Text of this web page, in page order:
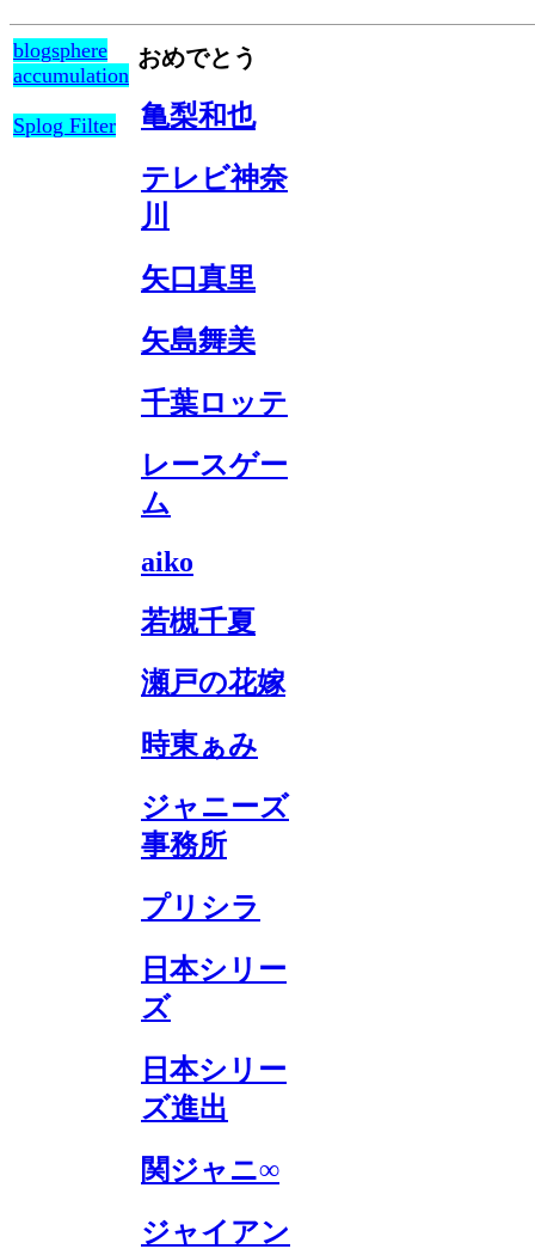
blogsphere
accumulation
Splog Filter
おめでとう
亀梨和也
テレビ神奈
川
矢口真里
矢島舞美
千葉ロッテ
レースゲー
ム
aiko
若槻千夏
瀬戸の花嫁
時東ぁみ
ジャニーズ
事務所
プリシラ
日本シリー
ズ
日本シリー
ズ進出
関ジャニ∞
ジャイアン